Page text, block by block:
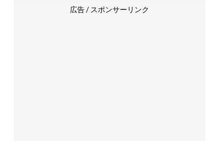
広告 / スポンサーリンク